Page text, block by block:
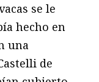
se le
hecho en
una
de